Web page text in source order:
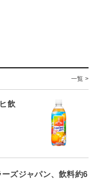
一覧 >
飲
ーズジャパン、飲料約6